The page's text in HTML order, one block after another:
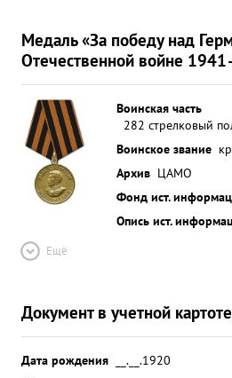
Медаль «За победу над
Отечественной войне
Воинская часть
282 стрелковый
Воинское звание
Архив ЦАМО
Фонд ист.
Опись ист.
Ещё
Документ в учетной
Дата рождения
__.__.1920